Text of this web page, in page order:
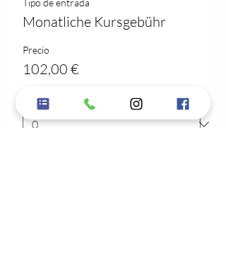
Tipo de entrada
Monatliche Kursgebühr
Precio
102,00 €
Cantidad